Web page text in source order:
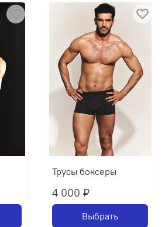
Трусы боксеры
4 000 ₽
Выбрать